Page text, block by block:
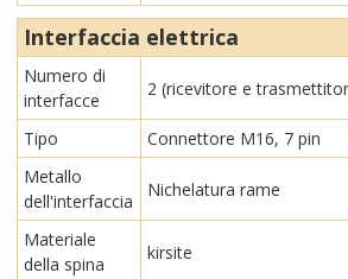
Interfaccia elettrica
Numero di
interfacce
2 (ricevitore e
Tipo
Connettore M16, 7 pin
Metallo
dell'interfaccia
Nichelatura rame
Materiale
della spina
kirsite